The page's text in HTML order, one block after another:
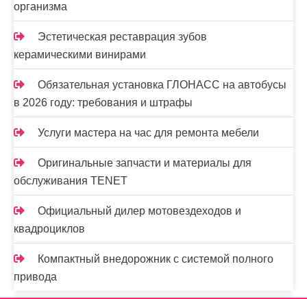
организма
Эстетическая реставрация зубов
керамическими винирами
Обязательная установка ГЛОНАСС на автобусы
в 2026 году: требования и штрафы
Услуги мастера на час для ремонта мебели
Оригинальные запчасти и материалы для
обслуживания TENET
Официальный дилер мотовездеходов и
квадроциклов
Компактный внедорожник с системой полного
привода